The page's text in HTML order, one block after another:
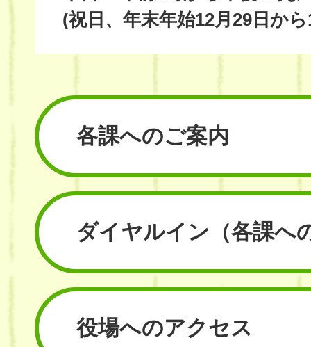
(祝日、年末年始12月29日か
各課へのご案内
ダイヤルイン （各課へ
役場へのアクセス